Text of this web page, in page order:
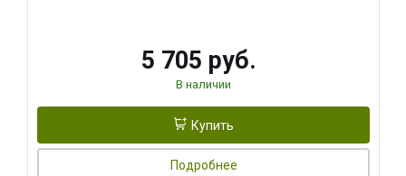
5 705 руб.
В наличии
Купить
Подробнее